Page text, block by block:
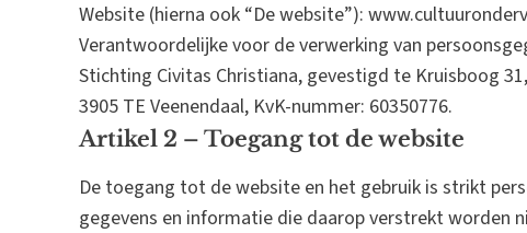
Website (hierna ook “De website”):
Verantwoordelijke voor de verwerking van
Stichting Civitas Christiana, gevestigd te Kruisboog 31,
3905 TE Veenendaal, KvK-nummer: 60350776.
Artikel 2 – Toegang tot de website
De toegang tot de website en het gebruik is strikt
gegevens en informatie die daarop verstrekt worden